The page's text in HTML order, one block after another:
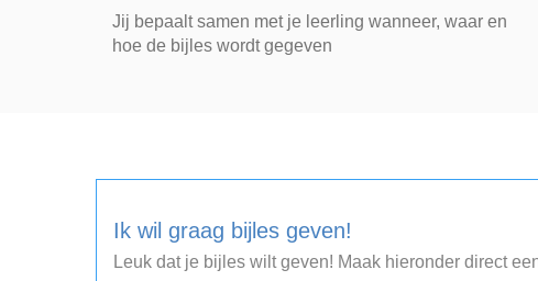
Jij bepaalt samen met je leerling wanneer, waar en
hoe de bijles wordt gegeven
Ik wil graag bijles geven!
Leuk dat je bijles wilt geven! Maak hieronder direct